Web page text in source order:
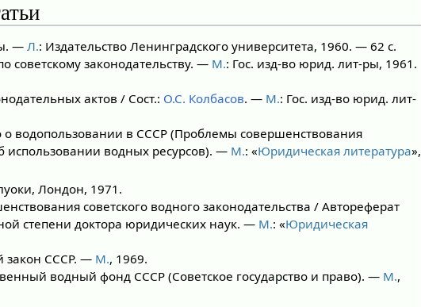
— Л.: Издательство Ленинградского университета, 1960. — 62 c.
советскому законодательству. — М.: Гос. изд-во юрид. лит-ры, 1961.
актов / Сост.: О.С. Колбасов. — М.: Гос. изд-во юрид. лит-
о водопользовании в СССР (Проблемы совершенствования
использовании водных ресурсов). — М.: «Юридическая литература»,
Лондон, 1971.
советского водного законодательства / Автореферат
степени доктора юридических наук. — М.: «Юридическая
закон СССР. — М., 1969.
водный фонд СССР (Советское государство и право). — М.,